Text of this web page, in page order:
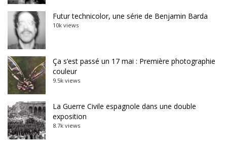
Futur technicolor, une série de Benjamin Barda
10k views
Ça s’est passé un 17 mai : Première photographie
couleur
9.5k views
La Guerre Civile espagnole dans une double
exposition
8.7k views